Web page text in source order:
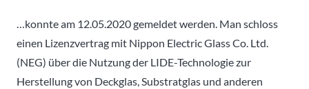
…konnte am 12.05.2020 gemeldet werden. Man schloss
einen Lizenzvertrag mit Nippon Electric Glass Co. Ltd.
(NEG) über die Nutzung der LIDE-Technologie zur
Herstellung von Deckglas, Substratglas und anderen